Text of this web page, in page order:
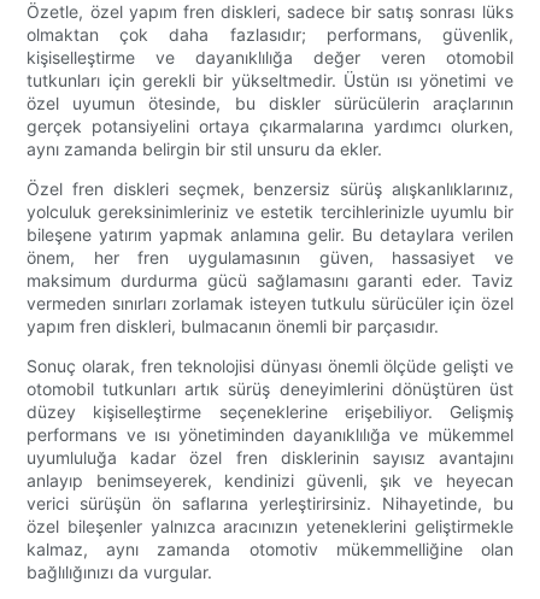
Özetle, özel yapım fren diskleri, sadece bir satış sonrası lüks
olmaktan çok daha fazlasıdır; performans, güvenlik,
kişiselleştirme ve dayanıklılığa değer veren otomobil
tutkunları için gerekli bir yükseltmedir. Üstün ısı yönetimi ve
özel uyumun ötesinde, bu diskler sürücülerin araçlarının
gerçek potansiyelini ortaya çıkarmalarına yardımcı olurken,
aynı zamanda belirgin bir stil unsuru da ekler.
Özel fren diskleri seçmek, benzersiz sürüş alışkanlıklarınız,
yolculuk gereksinimleriniz ve estetik tercihlerinizle uyumlu bir
bileşene yatırım yapmak anlamına gelir. Bu detaylara verilen
önem, her fren uygulamasının güven, hassasiyet ve
maksimum durdurma gücü sağlamasını garanti eder. Taviz
vermeden sınırları zorlamak isteyen tutkulu sürücüler için özel
yapım fren diskleri, bulmacanın önemli bir parçasıdır.
Sonuç olarak, fren teknolojisi dünyası önemli ölçüde gelişti ve
otomobil tutkunları artık sürüş deneyimlerini dönüştüren üst
düzey kişiselleştirme seçeneklerine erişebiliyor. Gelişmiş
performans ve ısı yönetiminden dayanıklılığa ve mükemmel
uyumluluğa kadar özel fren disklerinin sayısız avantajını
anlayıp benimseyerek, kendinizi güvenli, şık ve heyecan
verici sürüşün ön saflarına yerleştirirsiniz. Nihayetinde, bu
özel bileşenler yalnızca aracınızın yeteneklerini geliştirmekle
kalmaz, aynı zamanda otomotiv mükemmelliğine olan
bağlılığınızı da vurgular.